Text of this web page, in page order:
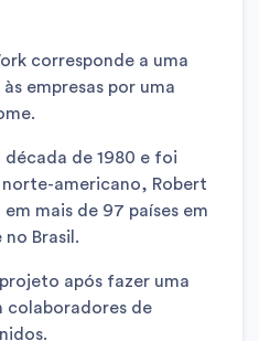
corresponde a uma
empresas por uma
década de 1980 e foi
americano, Robert
mais de 97 países em
Brasil.
após fazer uma
colaboradores de